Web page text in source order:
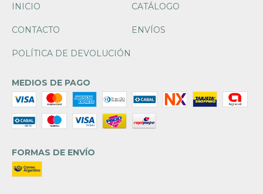
INICIO
CATÁLOGO
CONTACTO ENVÍOS
POLÍTICA DE DEVOLUCIÓN
MEDIOS DE PAGO
FORMAS DE ENVÍO